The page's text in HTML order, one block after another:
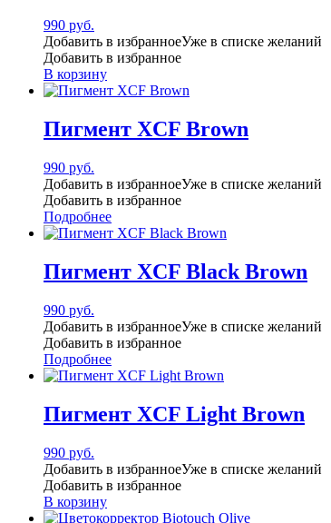
990 руб.
Добавить в избранноеУже в списке желаний
Добавить в избранное
В корзину
Пигмент XCF Brown
990 руб.
Добавить в избранноеУже в списке желаний
Добавить в избранное
Подробнее
Пигмент XCF Black Brown
990 руб.
Добавить в избранноеУже в списке желаний
Добавить в избранное
Подробнее
Пигмент XCF Light Brown
990 руб.
Добавить в избранноеУже в списке желаний
Добавить в избранное
В корзину